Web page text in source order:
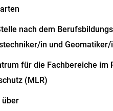
nach dem
in und
für die Fachbereiche
(MLR)
über